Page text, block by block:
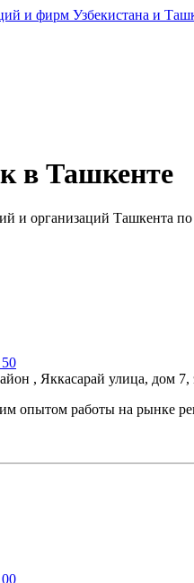
в Ташкенте
и организаций Ташкента
, Яккасарай улица, дом 7,
опытом работы на рынке